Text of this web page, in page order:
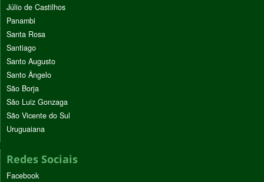
Júlio de Castilhos
Panambi
Santa Rosa
Santiago
Santo Augusto
Santo Ângelo
São Borja
São Luiz Gonzaga
São Vicente do Sul
Uruguaiana
Redes Sociais
Facebook